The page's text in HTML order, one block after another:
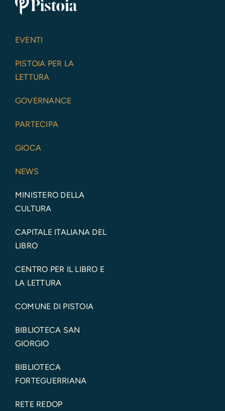
EVENTI
PISTOIA PER LA
LETTURA
GOVERNANCE
PARTECIPA
GIOCA
NEWS
MINISTERO DELLA
CULTURA
CAPITALE ITALIANA DEL
LIBRO
CENTRO PER IL LIBRO E
LA LETTURA
COMUNE DI PISTOIA
BIBLIOTECA SAN
GIORGIO
BIBLIOTECA
FORTEGUERRIANA
RETE REDOP